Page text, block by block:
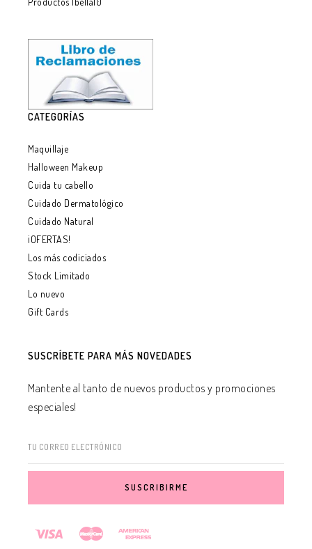
CATEGORÍAS
Maquillaje
Halloween Makeup
Cuida tu cabello
Cuidado Dermatológico
Cuidado Natural
¡OFERTAS!
Los más codiciados
Stock Limitado
Lo nuevo
Gift Cards
SUSCRÍBETE PARA MÁS NOVEDADES
Mantente al tanto de nuevos productos y promociones
especiales!
TU CORREO ELECTRÓNICO